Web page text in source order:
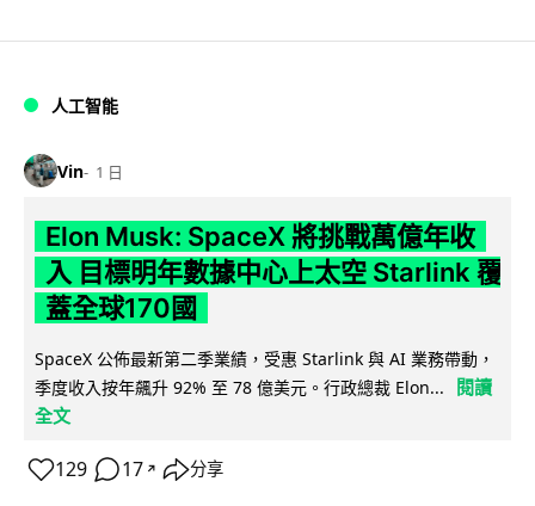
人工智能
Vin 1 日
Elon Musk: SpaceX 將挑戰萬億年收
入 目標明年數據中心上太空 Starlink 覆
蓋全球170國
SpaceX 公佈最新第二季業績，受惠 Starlink 與 AI 業務帶動，
季度收入按年飆升 92% 至 78 億美元。行政總裁 Elon...
閱讀
全文
129 17 ↗ 分享